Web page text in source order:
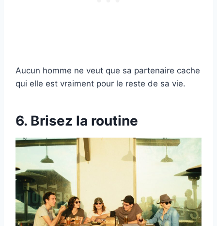
Aucun homme ne veut que sa partenaire cache
qui elle est vraiment pour le reste de sa vie.
6. Brisez la routine